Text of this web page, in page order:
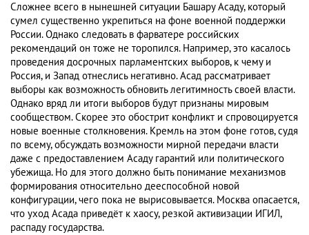
Сложнее всего в нынешней ситуации Башару Асаду, который
сумел существенно укрепиться на фоне военной поддержки
России. Однако следовать в фарватере российских
рекомендаций он тоже не торопился. Например, это касалось
проведения досрочных парламентских выборов, к чему и
Россия, и Запад отнеслись негативно. Асад рассматривает
выборы как возможность обновить легитимность своей власти.
Однако вряд ли итоги выборов будут признаны мировым
сообществом. Скорее это обострит конфликт и спровоцируется
новые военные столкновения. Кремль на этом фоне готов, судя
по всему, обсуждать возможности мирной передачи власти
даже с предоставлением Асаду гарантий или политического
убежища. Но для этого должно быть понимание механизмов
формирования относительно дееспособной новой
конфигурации, чего пока не вырисовывается. Москва опасается,
что уход Асада приведёт к хаосу, резкой активизации ИГИЛ,
распаду государства.